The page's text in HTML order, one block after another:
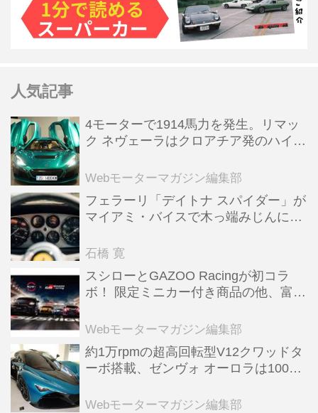
人気記事
4モーターで1914馬力を発生。リマッ
ク ネヴェーラはクロアチア発のハイパ
全版／115】
Webモーターマガジン編集部
フェラーリ「デイトナ スパイダー」が
マイアミ・バイスで木っ端みじんにな
石橋 寛
スシローとGAZOO Racingが初コラ
ボ！ 限定ミニカー付き商品の他、富士
る抽選企画などを展開
Webモーターマガジン編集部
約1万rpmの超高回転型V12クワッドタ
ーボ搭載、ゼンヴォ オーロラは100台
【スーパーカークロニクル・完全版／
Webモーターマガジン編集部